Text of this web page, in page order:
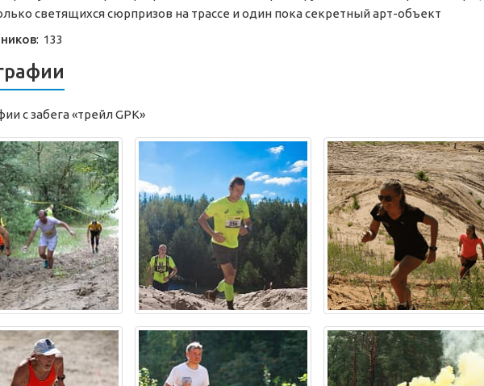
светящихся сюрпризов на трассе и один пока секретный арт-объект
: 133
с забега «трейл GPK»